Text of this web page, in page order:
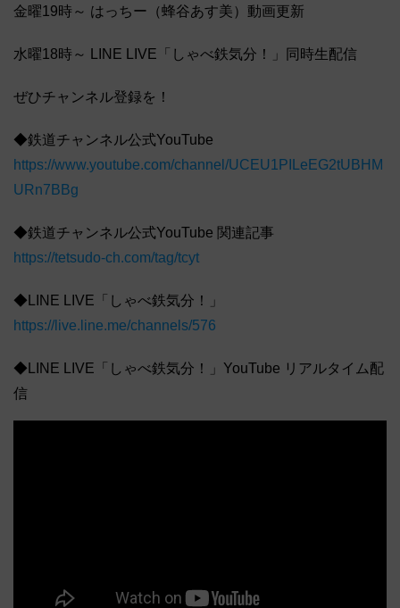
金曜19時～ はっちー（蜂谷あす美）動画更新
水曜18時～ LINE LIVE「しゃべ鉄気分！」同時生配信
ぜひチャンネル登録を！
◆鉄道チャンネル公式YouTube
https://www.youtube.com/channel/UCEU1PILeEG2tUBHM
URn7BBg
◆鉄道チャンネル公式YouTube 関連記事
https://tetsudo-ch.com/tag/tcyt
◆LINE LIVE「しゃべ鉄気分！」
https://live.line.me/channels/576
◆LINE LIVE「しゃべ鉄気分！」YouTube リアルタイム配
信